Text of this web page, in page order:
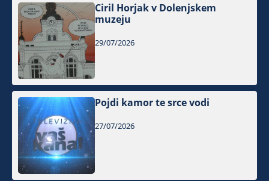
Ciril Horjak v Dolenjskem
muzeju
29/07/2026
Pojdi kamor te srce vodi
27/07/2026